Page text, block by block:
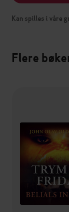
Kan spilles i våre
Flere